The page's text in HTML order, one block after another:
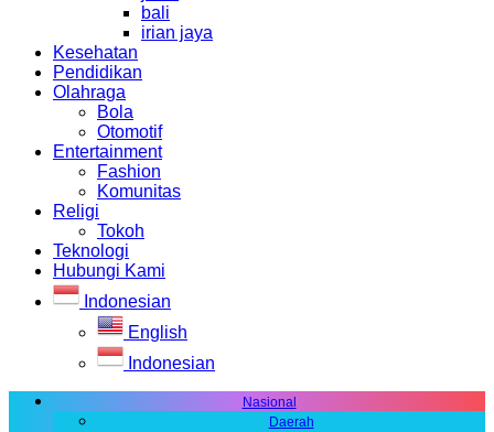
bali
irian jaya
Kesehatan
Pendidikan
Olahraga
Bola
Otomotif
Entertainment
Fashion
Komunitas
Religi
Tokoh
Teknologi
Hubungi Kami
Indonesian
English
Indonesian
Nasional
Daerah